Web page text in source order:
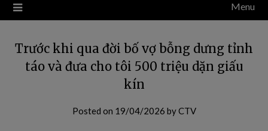
Menu
Trước khi qua đời bố vợ bỗng dưng tỉnh
táo và đưa cho tôi 500 triệu dặn giấu
kín
Posted on 19/04/2026 byCTV